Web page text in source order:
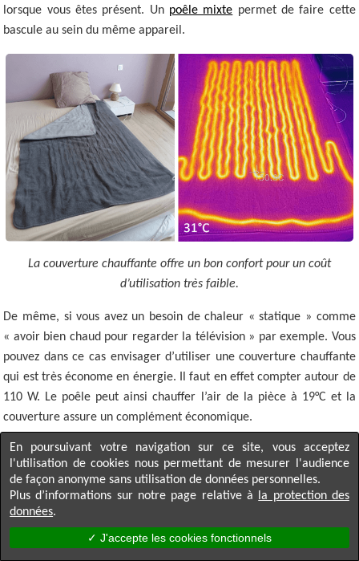
lorsque vous êtes présent. Un poêle mixte permet de faire cette
bascule au sein du même appareil.
La couverture chauffante offre un bon confort pour un coût
d’utilisation très faible.
De même, si vous avez un besoin de chaleur « statique » comme
« avoir bien chaud pour regarder la télévision » par exemple. Vous
pouvez dans ce cas envisager d’utiliser une couverture chauffante
qui est très économe en énergie. Il faut en effet compter autour de
110 W. Le poêle peut ainsi chauffer l’air de la pièce à 19°C et la
couverture assure un complément économique.
Investir dans un poêle à granulés économe
?
Si vous envisagez l’achat d’un poêle à granulés, vous vous
demander surement comment choisir un appareil économe en
granulés. Sur ce point, il faut noter que le prix n’a pas d’influence
↑
En poursuivant votre navigation sur ce site, vous acceptez
l'utilisation de cookies nous permettant de mesurer l'audience
de façon anonyme sans utilisation de données personnelles.
Plus d’informations sur notre page relative à
la protection des
données.
✓ J'accepte les cookies fonctionnels